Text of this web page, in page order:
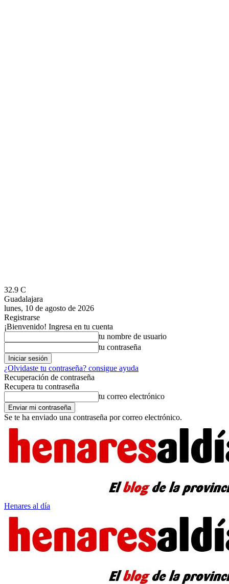
32.9 C
Guadalajara
lunes, 10 de agosto de 2026
Registrarse
¡Bienvenido! Ingresa en tu cuenta
tu nombre de usuario
tu contraseña
¿Olvidaste tu contraseña? consigue ayuda
Recuperación de contraseña
Recupera tu contraseña
tu correo electrónico
Se te ha enviado una contraseña por correo electrónico.
Henares al día